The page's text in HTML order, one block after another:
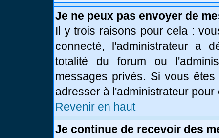
Je ne peux pas envoyer de
Il y trois raisons pour cela :
connecté, l'administrateur a
totalité du forum ou
messages privés. Si vous
adresser à l'administrateur
Revenir en haut
Je continue de recevoir des